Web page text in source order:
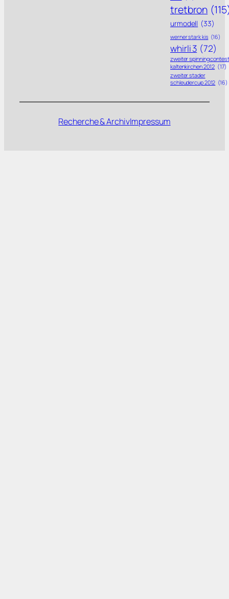
tretbron
urmodell (33)
werner stark kis (16)
whirli 3 (72)
zweiter spinning contest
kaltenkirchen 2012 (17)
zweiter stader
schleudercup 2012 (16)
Recherche & ArchivImpressum